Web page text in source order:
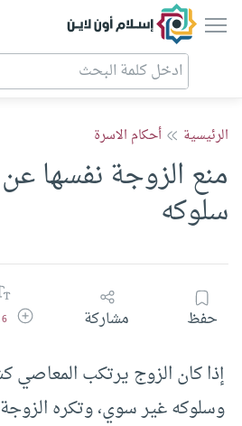
إسلام أون لاين
الرئيسية أحكام الاسرة
منع الزوجة نفسها
سلوكه
حفظ مشاركة زيادة
إذا كان الزوج يرتكب المعاصي
وسلوكه غير سوي، وتكره